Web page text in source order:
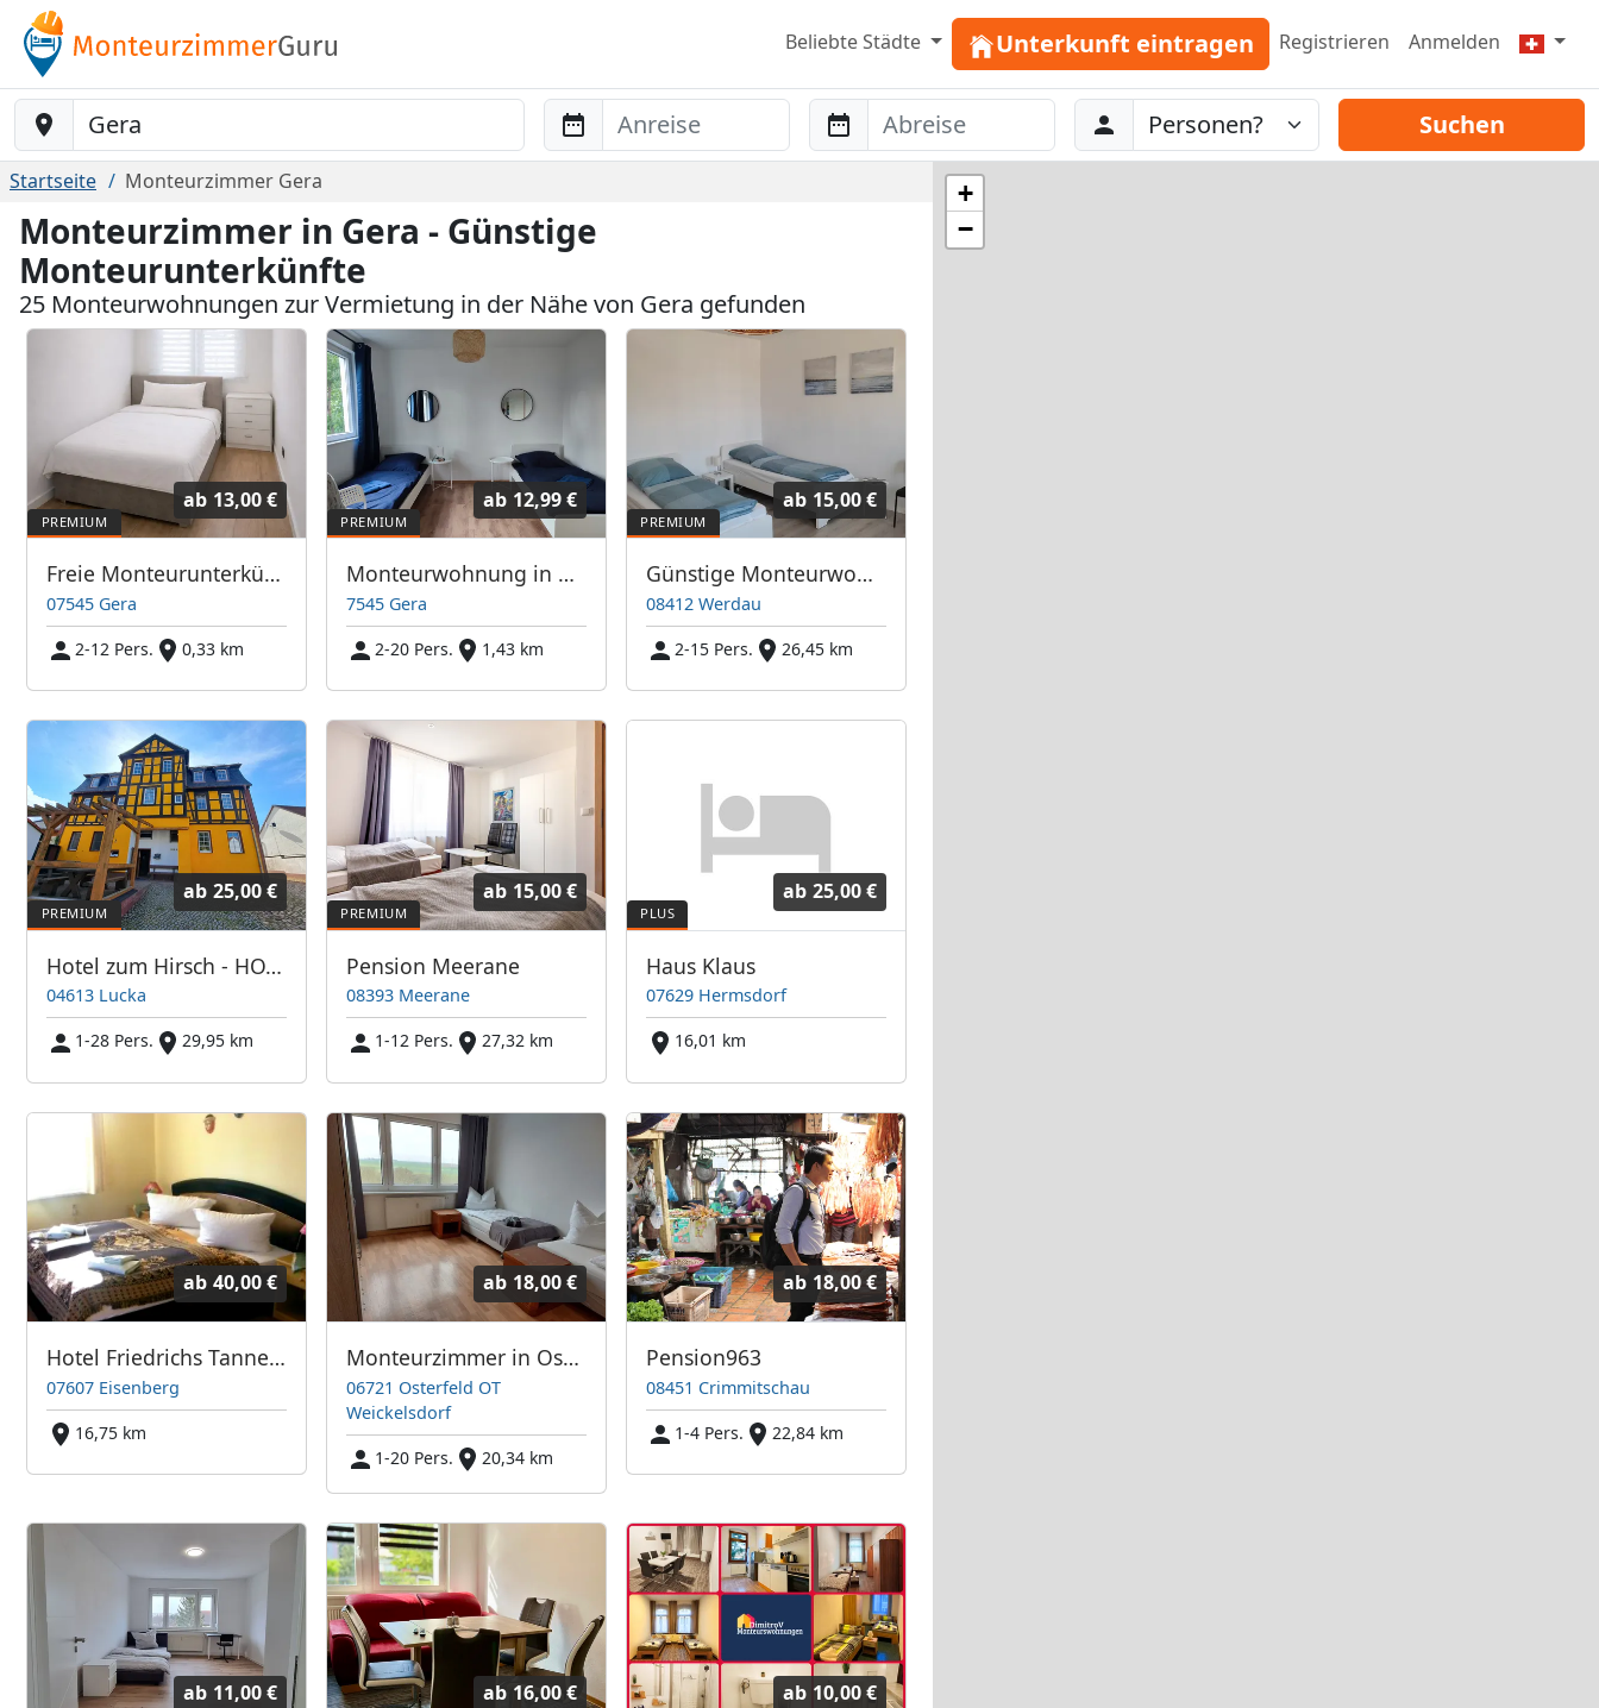
Beliebte Städte Unterkunft eintragen Registrieren Anmelden
Baustelle-Location Anreise Abreise Abreise
Personen Suchen
Startseite Monteurzimmer Gera
Monteurzimmer in Gera - Günstige
Monteurunterkünfte
25 Monteurwohnungen zur Vermietung in der Nähe von Gera gefunden
ab 13,00 €
Freie Monteurunterkünfte in Gera – JETZT anrufen! Wir sprechen auch Polnisch
07545 Gera
2-12 Pers.
0,33 km
ab 12,99 €
Monteurwohnung in Gera
7545 Gera
2-20 Pers.
1,43 km
ab 15,00 €
Günstige Monteurwohnungen in Werdau Nähe Zwickau | bis 15 Personen | WLAN | Einzelbetten | frei parken
08412 Werdau
2-15 Pers.
26,45 km
ab 25,00 €
Hotel zum Hirsch - HOTEL & WOHNUNGEN für MONTEURE - Frühstück ab 6 Uhr - Selbstversorgerküche
04613 Lucka
1-28 Pers.
29,95 km
ab 15,00 €
Pension Meerane
08393 Meerane
1-12 Pers.
27,32 km
ab 25,00 €
Haus Klaus
07629 Hermsdorf
16,01 km
ab 40,00 €
Hotel Friedrichs Tanneck
07607 Eisenberg
16,75 km
ab 18,00 €
Monteurzimmer in Osterfeld
06721 Osterfeld OT
Weickelsdorf
1-20 Pers.
20,34 km
ab 18,00 €
Pension963
08451 Crimmitschau
1-4 Pers.
22,84 km
ab 11,00 € ab 16,00 € ab 10,00 €
+
−